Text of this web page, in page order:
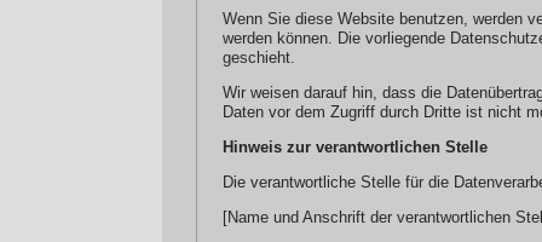
Wenn Sie diese Website benutzen, werden
werden können. Die vorliegende
geschieht.
Wir weisen darauf hin, dass die
Daten vor dem Zugriff durch Dritte ist nicht
Hinweis zur verantwortlichen Stelle
Die verantwortliche Stelle für die
[Name und Anschrift der verantwortlichen